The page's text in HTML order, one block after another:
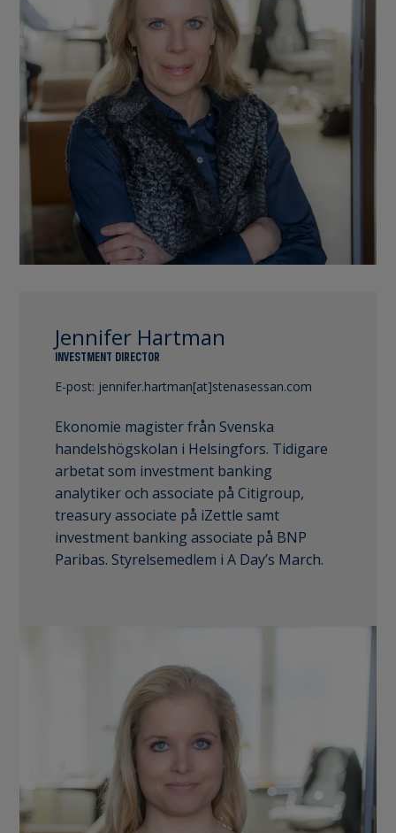
Jennifer Hartman
INVESTMENT DIRECTOR
E-post: jennifer.hartman[at]stenasessan.com
Ekonomie magister från Svenska
handelshögskolan i Helsingfors. Tidigare
arbetat som investment banking
analytiker och associate på Citigroup,
treasury associate på iZettle samt
investment banking associate på BNP
Paribas. Styrelsemedlem i A Day’s March.